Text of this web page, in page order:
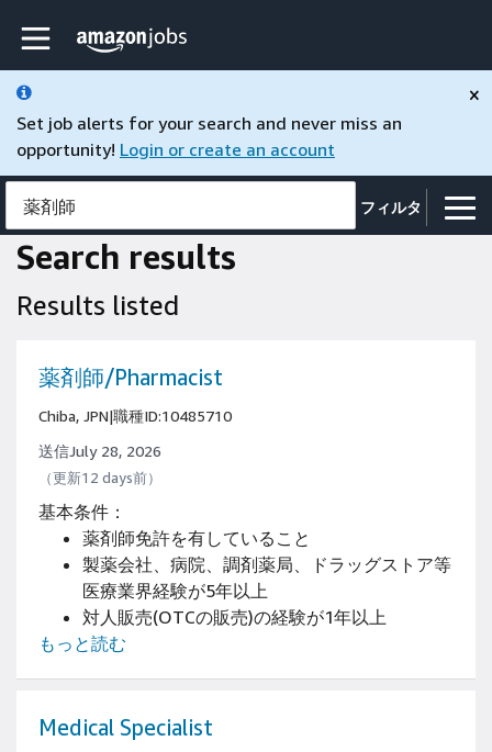
Skip to main content
Amazonの求人ページ
Set job alerts for your search and never miss an
opportunity! Login or create an account
×
フィルタ
薬剤師
Search results
Results listed
薬剤師/Pharmacist
Chiba, JPN|職種ID:10485710
送信July 28, 2026
（更新12 days前）
基本条件：
薬剤師免許を有していること
製薬会社、病院、調剤薬局、ドラッグストア等
医療業界経験が5年以上
対人販売(OTCの販売)の経験が1年以上
もっと読む
Medical Specialist